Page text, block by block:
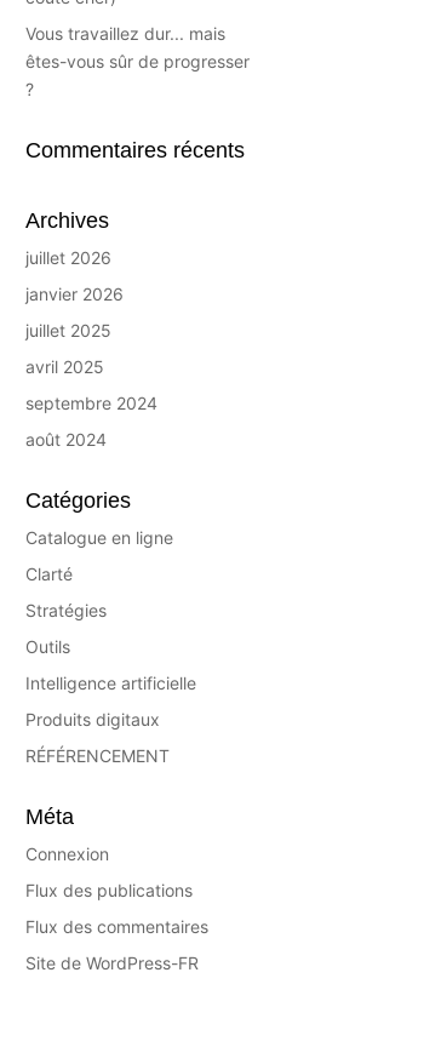
Vous travaillez dur... mais
êtes-vous sûr de progresser
?
Commentaires récents
Archives
juillet 2026
janvier 2026
juillet 2025
avril 2025
septembre 2024
août 2024
Catégories
Catalogue en ligne
Clarté
Stratégies
Outils
Intelligence artificielle
Produits digitaux
RÉFÉRENCEMENT
Méta
Connexion
Flux des publications
Flux des commentaires
Site de WordPress-FR